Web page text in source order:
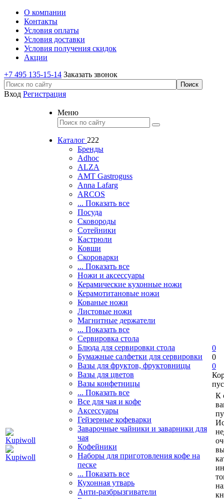
О компании
Контакты
Условия оплаты
Условия доставки
Условия получения скидок
Акции
+7 495 135-15-14 Заказать звонок
Вход Регистрация
Меню
Каталог 222
Бренды
Adhoc
ALZA
AMT Gastroguss
Anna Lafarg
ARCOS
... Показать все
Посуда
Сковороды
Сотейники
Кастрюли
Ковши
Скороварки
... Показать все
Ножи и аксессуары
Керамические кухонные ножи
Керамотитановые ножи
Кованые ножи
Листовые ножи
Магнитные держатели
... Показать все
Сервировка стола
Блюда для сервировки стола
Бумажные салфетки для сервировки
Вазы для фруктов, фруктовницы
Вазы для цветов
Вазы конфетницы
... Показать все
Все для чая и кофе
Аксессуары
Гейзерные кофеварки
Заварочные чайники и заварники для
чая
Кофейники
Наборы для приготовления кофе на
песке
... Показать все
Кухонная утварь
Анти-разбрызгиватели
0
0
0
К